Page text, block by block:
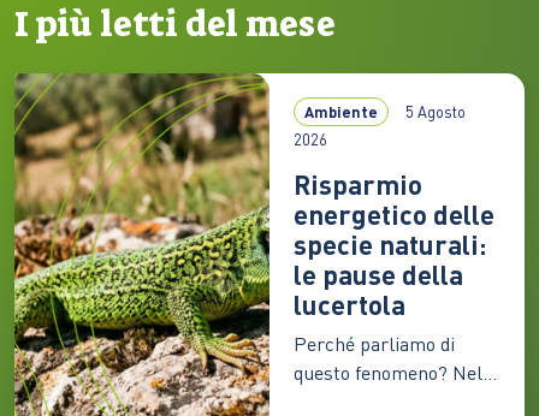
I più letti del mese
Ambiente
5 Agosto
2026
Risparmio
energetico delle
specie naturali:
le pause della
lucertola
Perché parliamo di
questo fenomeno? Nel